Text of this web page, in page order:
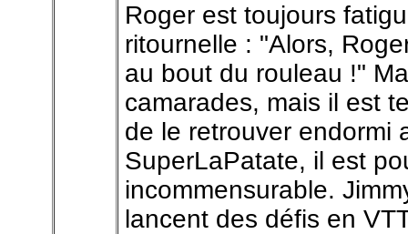
Roger est toujours
ritournelle : "Alors,
au bout du rouleau !"
camarades, mais il est
de le retrouver endormi
SuperLaPatate, il est
incommensurable.
lancent des défis en